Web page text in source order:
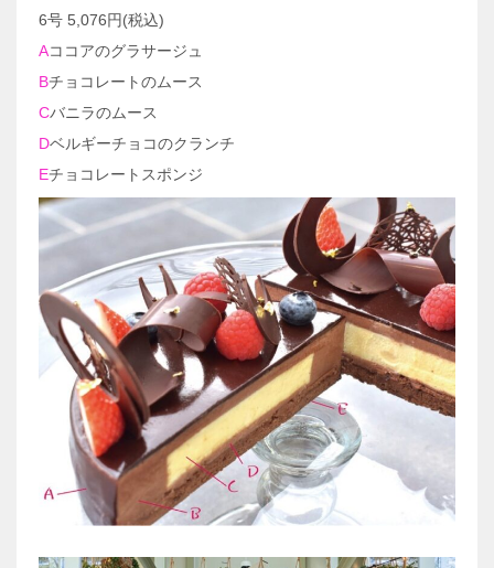
6号 5,076円(税込)
Aココアのグラサージュ
Bチョコレートのムース
Cバニラのムース
Dベルギーチョコのクランチ
Eチョコレートスポンジ